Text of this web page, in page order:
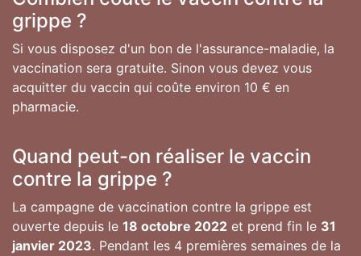
grippe ?
Si vous disposez d'un bon de l'assurance-maladie, la
vaccination sera gratuite. Sinon vous devez vous
acquitter du vaccin qui coûte environ 10 € en
pharmacie.
Quand peut-on réaliser le vaccin
contre la grippe ?
La campagne de vaccination contre la grippe est
ouverte depuis le 18 octobre 2022 et prend fin le 31
janvier 2023. Pendant les 4 premières semaines de la